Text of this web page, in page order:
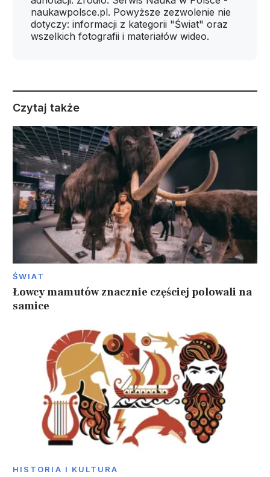
naukawpolsce.pl. Powyższe zezwolenie nie
dotyczy: informacji z kategorii "Świat" oraz
wszelkich fotografii i materiałów wideo.
Czytaj także
ŚWIAT
Łowcy mamutów znacznie częściej polowali na
samice
HISTORIA I KULTURA